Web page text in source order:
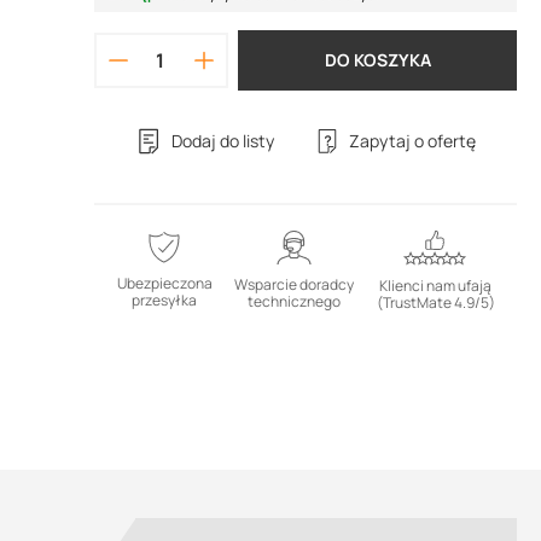
DO KOSZYKA
Dodaj do listy Zapytaj o ofertę
Ubezpieczona
przesyłka
Wsparcie doradcy
technicznego
Klienci nam ufają
(TrustMate 4.9/5)